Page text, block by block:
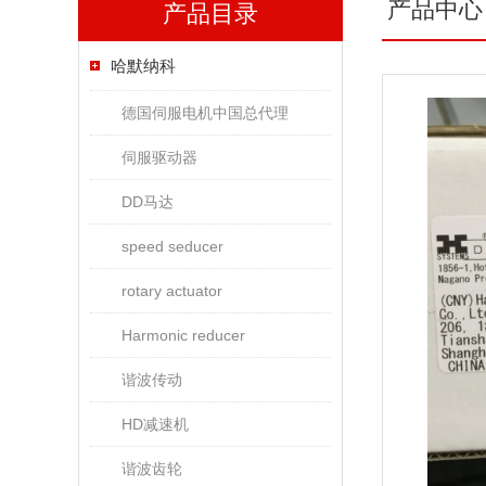
产品目录
哈默纳科
德国伺服电机中国总代理
伺服驱动器
DD马达
speed seducer
rotary actuator
Harmonic reducer
谐波传动
HD减速机
谐波齿轮
产品中心